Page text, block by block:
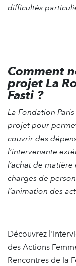
difficultés
----------
Comment
projet La
Fasti ?
La Fondation
projet pour
couvrir des
l’intervenante
l’achat de
charges de
l’animation des
Découvrez
des Actions
Rencontres de la